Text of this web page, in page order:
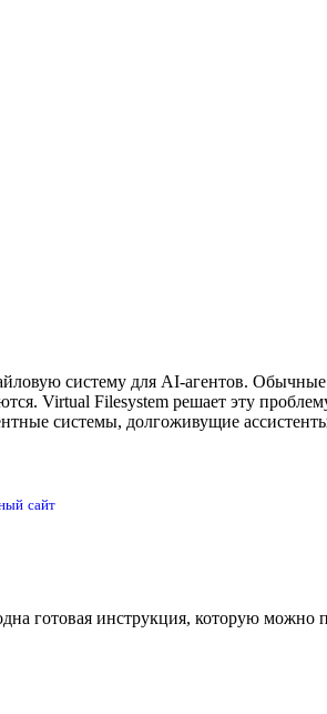
систему для AI-агентов.
Virtual Filesystem решает эту
системы, долгоживущие
сайт
готовая инструкция, которую можно